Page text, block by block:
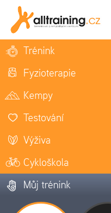
Trénink
Fyzioterapie
Kempy
Testování
Výživa
Cykloškola
Můj trénink